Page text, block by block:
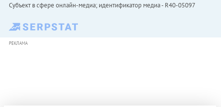
Субъект в сфере онлайн-медиа; идентификатор медиа - R40-05097
РЕКЛАМА